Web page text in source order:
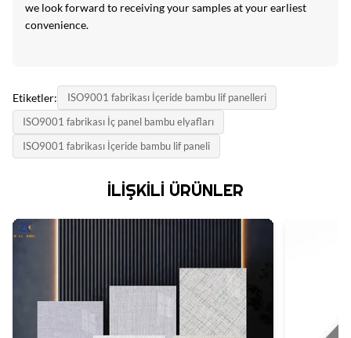
we look forward to receiving your samples at your earliest
convenience.
Etiketler:
ISO9001 fabrikası İçeride bambu lif panelleri
ISO9001 fabrikası İç panel bambu elyafları
ISO9001 fabrikası İçeride bambu lif paneli
İLIŞKILI ÜRÜNLER